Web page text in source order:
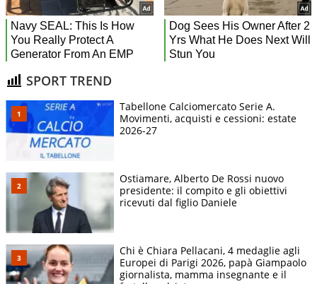
SPORT TREND
Tabellone Calciomercato Serie A.
Movimenti, acquisti e cessioni: estate
2026-27
Ostiamare, Alberto De Rossi nuovo
presidente: il compito e gli obiettivi
ricevuti dal figlio Daniele
Chi è Chiara Pellacani, 4 medaglie agli
Europei di Parigi 2026, papà Giampaolo
giornalista, mamma insegnante e il